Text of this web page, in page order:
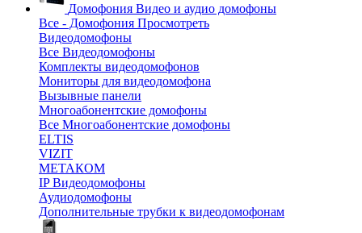
Домофония Видео и аудио домофоны
Все - Домофония Просмотреть
Видеодомофоны
Все Видеодомофоны
Комплекты видеодомофонов
Мониторы для видеодомофона
Вызывные панели
Многоабонентские домофоны
Все Многоабонентские домофоны
ELTIS
VIZIT
МЕТАКОМ
IP Видеодомофоны
Аудиодомофоны
Дополнительные трубки к видеодомофонам